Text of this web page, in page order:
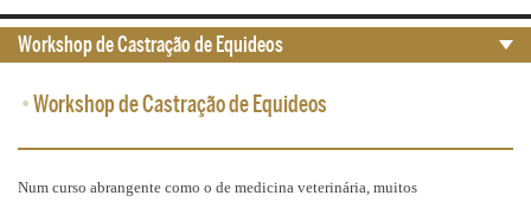
•Workshop de Castração de Equideos
Num curso abrangente como o de medicina veterinária, muitos
Workshop de Castração de Equideos